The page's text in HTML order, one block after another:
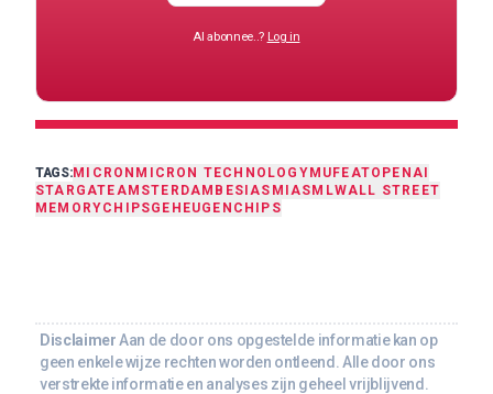
Al abonnee..? Log in
TAGS:MICRON MICRON TECHNOLOGY MU FEATOPENAI
STARGATEAMSTERDAM BESIASMIASMLWALL STREET
MEMORYCHIPSGEHEUGENCHIPS
Disclaimer Aan de door ons opgestelde informatie kan op
geen enkele wijze rechten worden ontleend. Alle door ons
verstrekte informatie en analyses zijn geheel vrijblijvend.